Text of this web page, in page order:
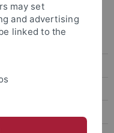
may set
and advertising
linked to the